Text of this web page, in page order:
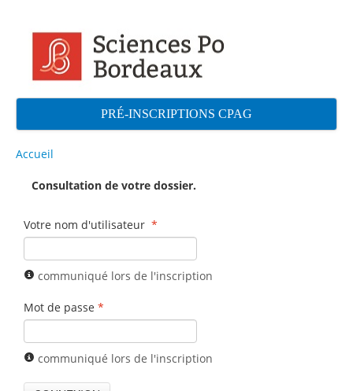
PRÉ-INSCRIPTIONS CPAG
Accueil
Consultation de votre dossier.
Votre nom d'utilisateur *
communiqué lors de l'inscription
Mot de passe *
communiqué lors de l'inscription